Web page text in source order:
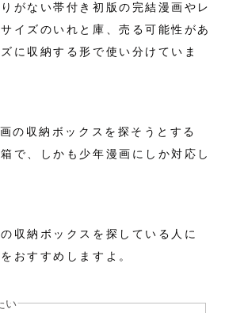
がない帯付き初版の完結漫画やレ
イズのいれと庫、売る可能性があ
に収納する形で使い分けていま
の収納ボックスを探そうとする
で、しかも少年漫画にしか対応し
収納ボックスを探している人に
おすすめしますよ。